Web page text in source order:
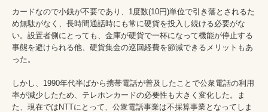
カードなので小銭が不要であり、1度数(10円)単位で引き落とされるた
め無駄がなく、長時間通話時にも常に硬貨を投入し続ける必要がな
い。設置者側にとっても、金庫が硬貨で一杯になって機能が停止する
事態を避けられる他、硬貨集金の巡回経費を節減できるメリットもあ
った。
しかし、1990年代半ばから携帯電話が普及したことで公衆電話の利用
率が減少したため、テレホンカードの必要性も大きく変化した。ま
た、現在ではNTTにとって、公衆電話事業は不採算事業となってしま